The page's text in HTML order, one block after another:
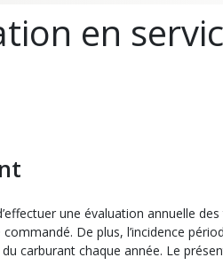
en
une évaluation annuelle
De plus, l’incidence
carburant chaque année. Le